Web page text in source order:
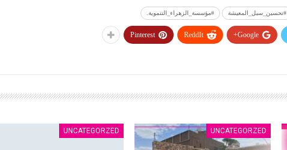
#تحسين_سبل_المعيشة #مؤسسة_الزهراء_التنموية.
Google+
ReddIt
Pinterest
UNCATEGORZED
UNCATEGORZED